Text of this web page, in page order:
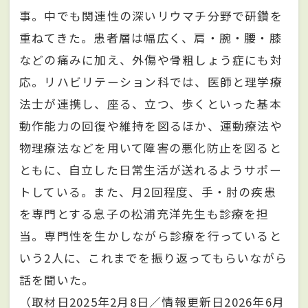
事。中でも関連性の深いリウマチ分野で研鑽を
重ねてきた。患者層は幅広く、肩・腕・腰・膝
などの痛みに加え、外傷や骨粗しょう症にも対
応。リハビリテーション科では、医師と理学療
法士が連携し、座る、立つ、歩くといった基本
動作能力の回復や維持を図るほか、運動療法や
物理療法などを用いて障害の悪化防止を図ると
ともに、自立した日常生活が送れるようサポー
トしている。また、月2回程度、手・肘の疾患
を専門とする息子の松浦充洋先生も診療を担
当。専門性を生かしながら診療を行っていると
いう2人に、これまでを振り返ってもらいながら
話を聞いた。
（取材日2025年2月8日／情報更新日2026年6月